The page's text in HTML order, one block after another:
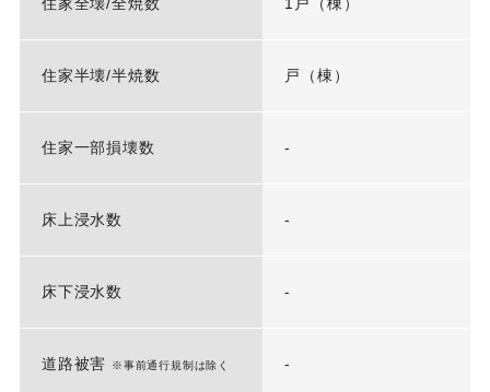
住家半壊/半焼数 戸（棟）
住家一部損壊数 -
床上浸水数 -
床下浸水数 -
道路被害 ※事前通行規制は除く -